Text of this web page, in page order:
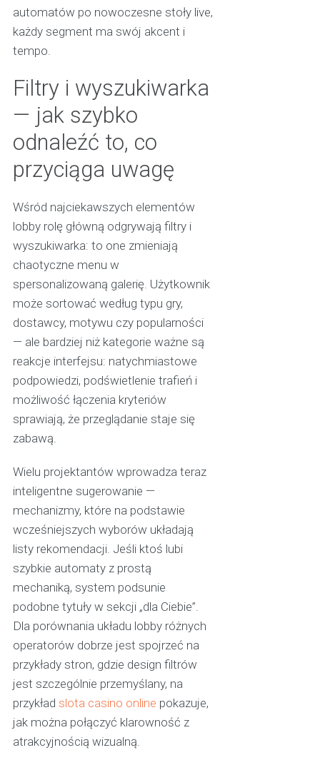
automatów po nowoczesne stoły live,
każdy segment ma swój akcent i
tempo.
Filtry i wyszukiwarka
— jak szybko
odnaleźć to, co
przyciąga uwagę
Wśród najciekawszych elementów
lobby rolę główną odgrywają filtry i
wyszukiwarka: to one zmieniają
chaotyczne menu w
spersonalizowaną galerię. Użytkownik
może sortować według typu gry,
dostawcy, motywu czy popularności
— ale bardziej niż kategorie ważne są
reakcje interfejsu: natychmiastowe
podpowiedzi, podświetlenie trafień i
możliwość łączenia kryteriów
sprawiają, że przeglądanie staje się
zabawą.
Wielu projektantów wprowadza teraz
inteligentne sugerowanie —
mechanizmy, które na podstawie
wcześniejszych wyborów układają
listy rekomendacji. Jeśli ktoś lubi
szybkie automaty z prostą
mechaniką, system podsunie
podobne tytuły w sekcji „dla Ciebie”.
Dla porównania układu lobby różnych
operatorów dobrze jest spojrzeć na
przykłady stron, gdzie design filtrów
jest szczególnie przemyślany, na
przykład slota casino online pokazuje,
jak można połączyć klarowność z
atrakcyjnością wizualną.